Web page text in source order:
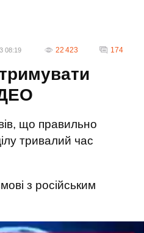
08:19 22 423 174
що правильно
тривалий час
з російським